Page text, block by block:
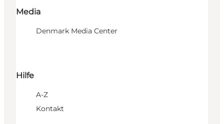
Media
Denmark Media Center
Hilfe
A-Z
Kontakt